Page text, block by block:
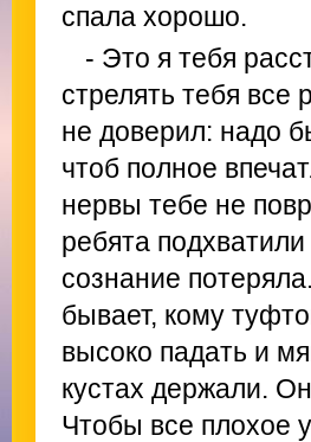
спала хорошо.
- Это я тебя
стрелять тебя все
не доверил: надо
чтоб полное
нервы тебе не
ребята
сознание
бывает, кому
высоко падать и
кустах держали.
Чтобы все плохое